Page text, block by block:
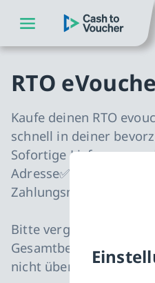
zum Hauptinhalt springen
zur Hauptnavigation springen
CashToVoucher: Zur
RTO
Kaufe deinen RTO
schnell in deiner
Sofortige Lieferung an
Adresse✅ Sichere
Zahlungsmethoden✅
Bitte vergewissern Sie
Gesamtbetrag Ihres
nicht überschreitet.